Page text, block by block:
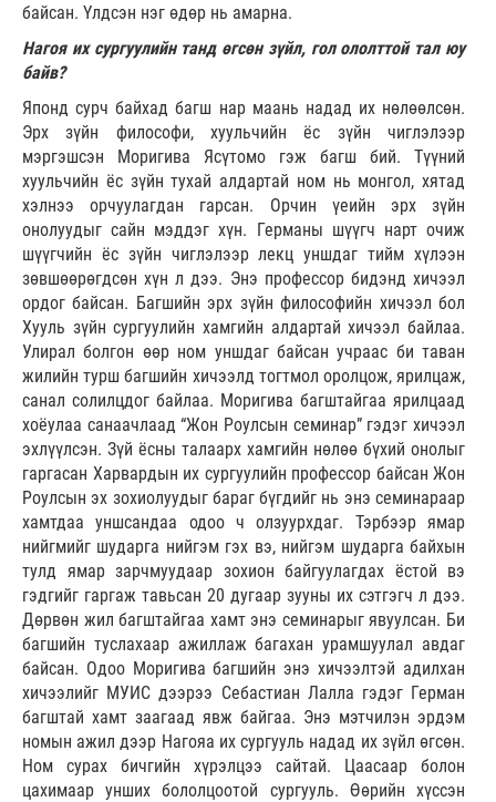
байсан. Үлдсэн нэг өдөр нь амарна.
Нагоя их сургуулийн танд өгсөн зүйл, гол ололттой тал юу
байв?
Японд сурч байхад багш нар маань надад их нөлөөлсөн.
Эрх зүйн философи, хуульчийн ёс зүйн чиглэлээр
мэргэшсэн Моригива Ясүтомо гэж багш бий. Түүний
хуульчийн ёс зүйн тухай алдартай ном нь монгол, хятад
хэлнээ орчуулагдан гарсан. Орчин үеийн эрх зүйн
онолуудыг сайн мэддэг хүн. Германы шүүгч нарт очиж
шүүгчийн ёс зүйн чиглэлээр лекц уншдаг тийм хүлээн
зөвшөөрөгдсөн хүн л дээ. Энэ профессор бидэнд хичээл
ордог байсан. Багшийн эрх зүйн философийн хичээл бол
Хууль зүйн сургуулийн хамгийн алдартай хичээл байлаа.
Улирал болгон өөр ном уншдаг байсан учраас би таван
жилийн турш багшийн хичээлд тогтмол оролцож, ярилцаж,
санал солилцдог байлаа. Моригива багштайгаа ярилцаад
хоёулаа санаачлаад “Жон Роулсын семинар” гэдэг хичээл
эхлүүлсэн. Зүй ёсны талаарх хамгийн нөлөө бүхий онолыг
гаргасан Харвардын их сургуулийн профессор байсан Жон
Роулсын эх зохиолуудыг бараг бүгдийг нь энэ семинараар
хамтдаа уншсандаа одоо ч олзуурхдаг. Тэрбээр ямар
нийгмийг шударга нийгэм гэх вэ, нийгэм шударга байхын
тулд ямар зарчмуудаар зохион байгуулагдах ёстой вэ
гэдгийг гаргаж тавьсан 20 дугаар зууны их сэтгэгч л дээ.
Дөрвөн жил багштайгаа хамт энэ семинарыг явуулсан. Би
багшийн туслахаар ажиллаж багахан урамшуулал авдаг
байсан. Одоо Моригива багшийн энэ хичээлтэй адилхан
хичээлийг МУИС дээрээ Себастиан Лалла гэдэг Герман
багштай хамт заагаад явж байгаа. Энэ мэтчилэн эрдэм
номын ажил дээр Нагояa их сургууль надад их зүйл өгсөн.
Ном сурах бичгийн хүрэлцээ сайтай. Цаасаар болон
цахимаар унших бололцоотой сургууль. Өөрийн хүссэн